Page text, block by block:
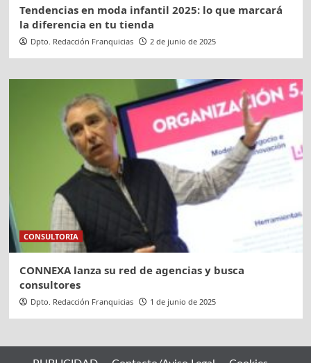
Tendencias en moda infantil 2025: lo que marcará
la diferencia en tu tienda
Dpto. Redacción Franquicias 2 de junio de 2025
CONSULTORIA
CONNEXA lanza su red de agencias y busca
consultores
Dpto. Redacción Franquicias 1 de junio de 2025